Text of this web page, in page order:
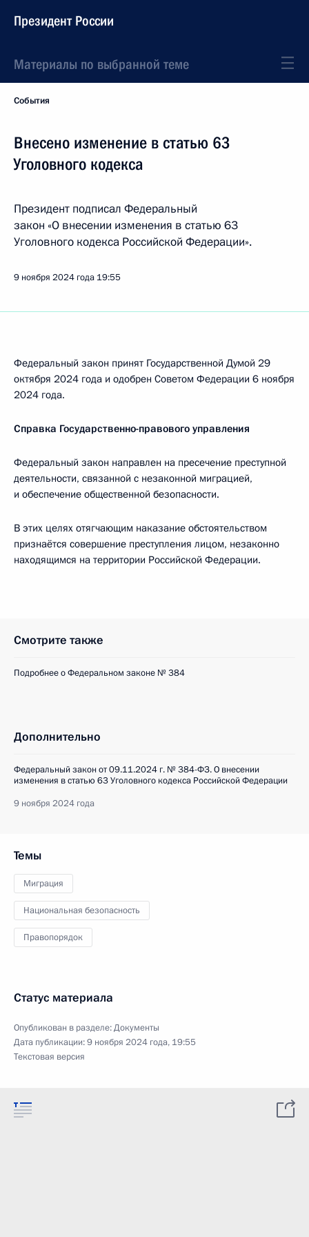
Президент России
Материалы по выбранной теме
События
Внесено изменение в статью 63
Уголовного кодекса
Президент подписал Федеральный
закон «О внесении изменения в статью 63
Уголовного кодекса Российской Федерации».
9 ноября 2024 года 19:55
Федеральный закон принят Государственной Думой 29
октября 2024 года и одобрен Советом Федерации 6 ноября
2024 года.
Справка Государственно-правового управления
Федеральный закон направлен на пресечение преступной
деятельности, связанной с незаконной миграцией,
и обеспечение общественной безопасности.
В этих целях отягчающим наказание обстоятельством
признаётся совершение преступления лицом, незаконно
находящимся на территории Российской Федерации.
Смотрите также
Подробнее о Федеральном законе № 384
Дополнительно
Федеральный закон от 09.11.2024 г. № 384-ФЗ. О внесении
изменения в статью 63 Уголовного кодекса Российской Федерации
9 ноября 2024 года
Темы
Миграция
Национальная безопасность
Правопорядок
Статус материала
Опубликован в разделе:Документы
Дата публикации:9 ноября 2024 года, 19:55
Текстовая версия